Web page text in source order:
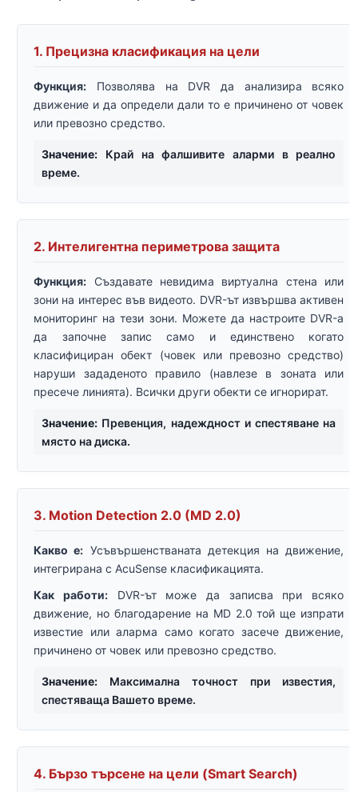
1. Прецизна класификация на цели
Функция: Позволява на DVR да анализира всяко
движение и да определи дали то е причинено от човек
или превозно средство.
Значение: Край на фалшивите аларми в реално
време.
2. Интелигентна периметрова защита
Функция: Създавате невидима виртуална стена или
зони на интерес във видеото. DVR-ът извършва активен
мониторинг на тези зони. Можете да настроите DVR-а
да започне запис само и единствено когато
класифициран обект (човек или превозно средство)
наруши зададеното правило (навлезе в зоната или
пресече линията). Всички други обекти се игнорират.
Значение: Превенция, надеждност и спестяване на
място на диска.
3. Motion Detection 2.0 (MD 2.0)
Какво е: Усъвършенстваната детекция на движение,
интегрирана с AcuSense класификацията.
Как работи:DVR-ът може да записва при всяко
движение, но благодарение на MD 2.0 той ще изпрати
известие или аларма само когато засече движение,
причинено от човек или превозно средство.
Значение: Максимална точност при известия,
спестяваща Вашето време.
4. Бързо търсене на цели (Smart Search)